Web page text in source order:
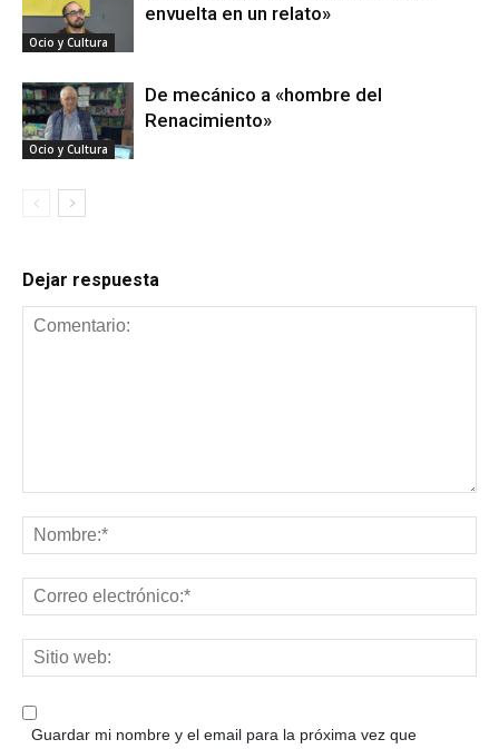
Ocio y Cultura
envuelta en un relato»
Ocio y Cultura
De mecánico a «hombre del
Renacimiento»
Dejar respuesta
Guardar mi nombre y el email para la próxima vez que